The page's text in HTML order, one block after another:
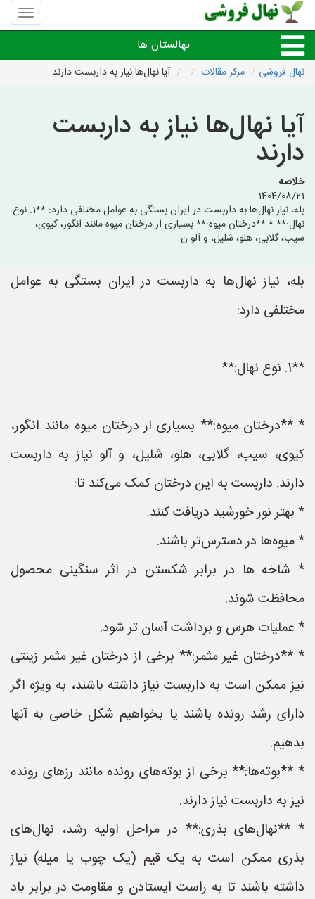
منوی
سایت
فروشی
نهالستان ها
نهال های زینتی،غیرمثمر
نهالستان های شهرها
نهال فروشی مرکز مقالات آیا نهال‌ها نیاز به داربست دارند
آیا نهال‌ها نیاز به داربست
دارند
خلاصه
1404/08/21
بله، نیاز نهال‌ها به داربست در ایران بستگی به عوامل مختلفی دارد: **1. نوع
نهال:** * **درختان میوه:** بسیاری از درختان میوه مانند انگور، کیوی،
سیب، گلابی، هلو، شلیل، و آلو ن
بله، نیاز نهال‌ها به داربست در ایران بستگی به عوامل
مختلفی دارد:
**1. نوع نهال:**
* **درختان میوه:** بسیاری از درختان میوه مانند انگور،
کیوی، سیب، گلابی، هلو، شلیل، و آلو نیاز به داربست
دارند. داربست به این درختان کمک می‌کند تا:
* بهتر نور خورشید دریافت کنند.
* میوه‌ها در دسترس‌تر باشند.
* شاخه ها در برابر شکستن در اثر سنگینی محصول
محافظت شوند.
* عمليات هرس و برداشت آسان تر شود.
* **درختان غیر مثمر:** برخی از درختان غیر مثمر زینتی
نیز ممکن است به داربست نیاز داشته باشند، به ویژه اگر
دارای رشد رونده باشند یا بخواهیم شکل خاصی به آنها
بدهیم.
* **بوته‌ها:** برخی از بوته‌های رونده مانند رزهای رونده
نیز به داربست نیاز دارند.
* **نهال‌های بذری:** در مراحل اولیه رشد، نهال‌های
بذری ممکن است به یک قیم (یک چوب یا میله) نیاز
داشته باشند تا به راست ایستادن و مقاومت در برابر باد